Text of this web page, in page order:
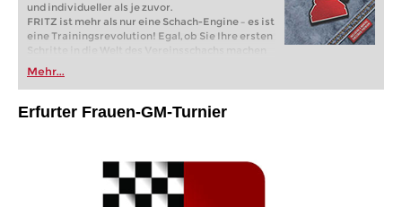
und individueller als je zuvor.
FRITZ ist mehr als nur eine Schach-Engine – es ist
eine Trainingsrevolution! Egal, ob Sie Ihre ersten
Schritte in die Welt des Vereinsschachs machen
oder bereits auf Turnierniveau spielen: Mit
FRITZ trainieren Sie effizienter, intelligenter und
individueller als je zuvor.
Mehr...
Erfurter Frauen-GM-Turnier